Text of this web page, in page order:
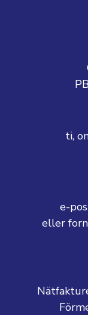
ti,
e-
eller